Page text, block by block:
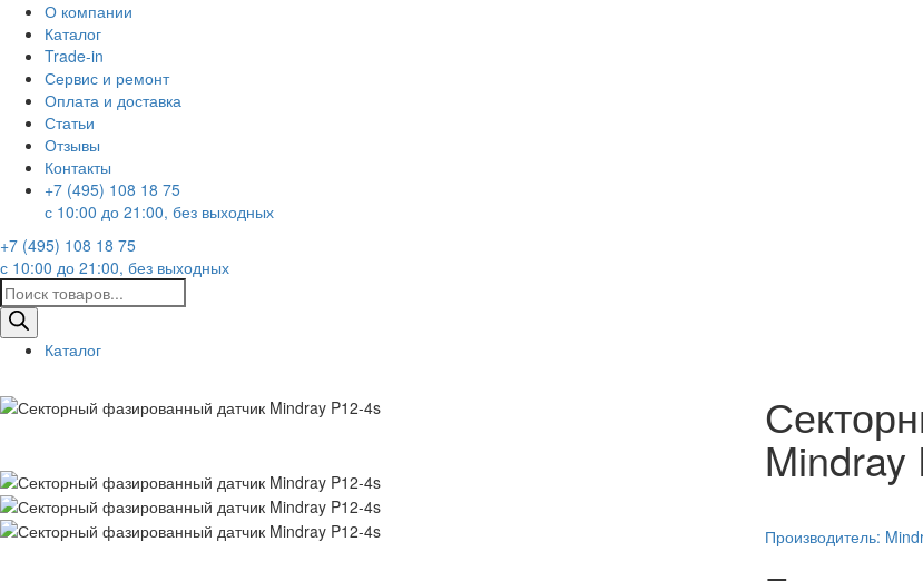
О компании
Каталог
Trade-in
Сервис и ремонт
Оплата и доставка
Статьи
Отзывы
Контакты
+7 (495) 108 18 75
с 10:00 до 21:00, без выходных
+7 (495) 108 18 75
с 10:00 до 21:00, без выходных
Поиск
товаров
Каталог
Mindray
Производитель: